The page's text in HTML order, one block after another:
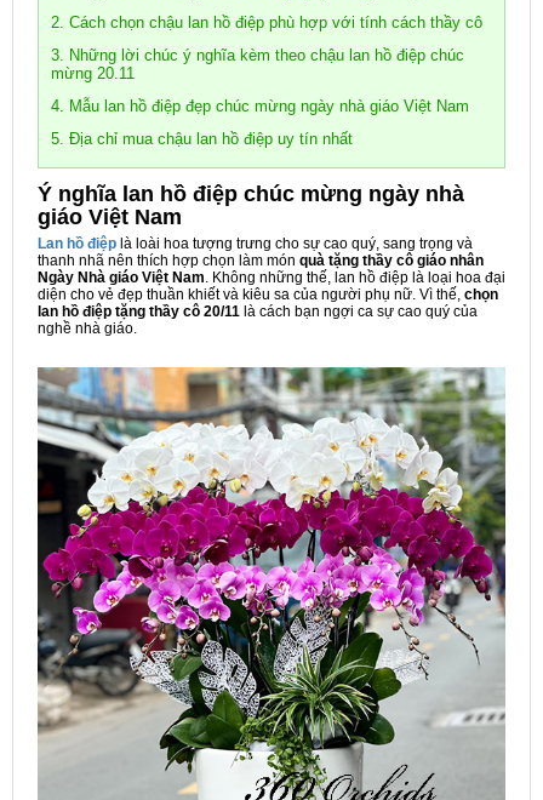
2. Cách chọn chậu lan hồ điệp phù hợp với tính cách thầy cô
3. Những lời chúc ý nghĩa kèm theo chậu lan hồ điệp chúc
mừng 20.11
4. Mẫu lan hồ điệp đẹp chúc mừng ngày nhà giáo Việt Nam
5. Địa chỉ mua chậu lan hồ điệp uy tín nhất
Ý nghĩa lan hồ điệp chúc mừng ngày nhà
giáo Việt Nam
Lan hồ điệp là loài hoa tượng trưng cho sự cao quý, sang trọng và
thanh nhã nên thích hợp chọn làm món quà tặng thầy cô giáo nhân
Ngày Nhà giáo Việt Nam. Không những thế, lan hồ điệp là loại hoa đại
diện cho vẻ đẹp thuần khiết và kiêu sa của người phụ nữ. Vì thế, chọn
lan hồ điệp tặng thầy cô 20/11 là cách bạn ngợi ca sự cao quý của
nghề nhà giáo.